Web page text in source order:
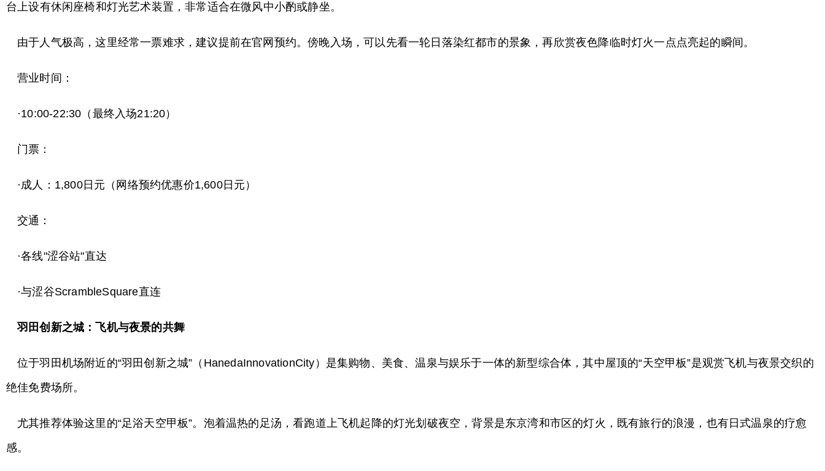
台上设有休闲座椅和灯光艺术装置，非常适合在微风中小酌或静坐。
由于人气极高，这里经常一票难求，建议提前在官网预约。傍晚入场，可以先看一轮日落染红都市的景象，再欣赏夜色降临时灯火一点点亮起的瞬间。
营业时间：
·10:00-22:30（最终入场21:20）
门票：
·成人：1,800日元（网络预约优惠价1,600日元）
交通：
·各线"涩谷站"直达
·与涩谷ScrambleSquare直连
羽田创新之城：飞机与夜景的共舞
位于羽田机场附近的“羽田创新之城”（HanedaInnovationCity）是集购物、美食、温泉与娱乐于一体的新型综合体，其中屋顶的“天空甲板”是观赏飞机与夜景交织的
绝佳免费场所。
尤其推荐体验这里的“足浴天空甲板”。泡着温热的足汤，看跑道上飞机起降的灯光划破夜空，背景是东京湾和市区的灯火，既有旅行的浪漫，也有日式温泉的疗愈
感。